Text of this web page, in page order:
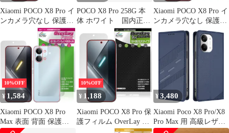
Xiaomi POCO X8 Pro イ
ンカメラ穴なし 保護フ
ィルム OverLay Magic
for シャオミー ポコ プ
ロ 液晶保護 傷修復 耐
指紋 指紋防止
POCO X8 Pro 258G 本
体 ホワイト 国内正規
Xiaomi POCO X8 Pro イ
ンカメラ穴なし 保護フ
ィルム OverLay
Absorber 高光沢 for シ
ャオミー ポコ プロ 衝
撃吸収 ハードコート 抗
10%OFF
¥ 1,584
Xiaomi POCO X8 Pro
Max 表面 背面 保護フ
ィルム OverLay Paper
10%OFF
¥ 1,188
Xiaomi POCO X8 Pro 保
護フィルム OverLay 9H
Brilliant for シャオミー
¥3,480
Xiaomi Poco X8 Pro/X8
Pro Max 用 高級レザー
携帯電話ケース